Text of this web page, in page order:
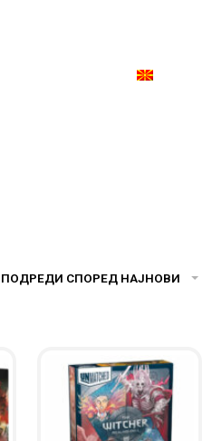
ПОДРЕДИ СПОРЕД НАЈНОВИ